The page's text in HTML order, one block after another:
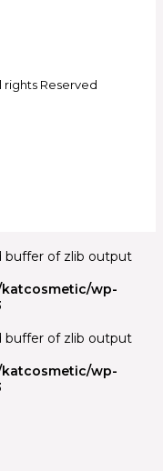
rights Reserved
buffer of zlib output
wp-
buffer of zlib output
wp-